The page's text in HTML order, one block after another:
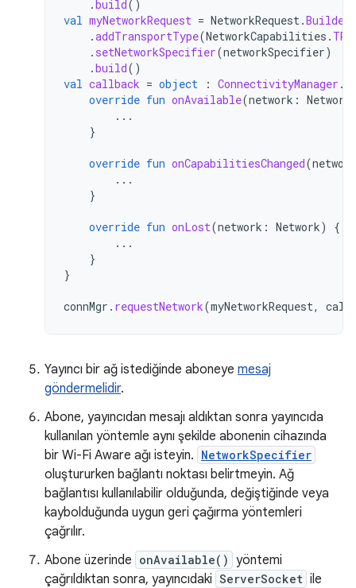
. build ()
val myNetworkRequest = NetworkRequest.Builder
.addTransportType(NetworkCapabilities .
. setNetworkSpecifier(networkSpecifier)
.build()
val callback = object : ConnectivityManager .
override fun onAvailable(network : Network
...
}
override fun onCapabilitiesChanged(network
...
}
override fun onLost(network : Network)
{
...
}
}
connMgr . requestNetwork(myNetworkRequest,
Yayıncı bir ağ istediğinde aboneye mesaj
göndermelidir.
Abone, yayıncıdan mesajı aldıktan sonra yayıncıda
kullanılan yöntemle aynı şekilde abonenin cihazında
bir Wi-Fi Aware ağı isteyin. NetworkSpecifier
oluştururken bağlantı noktası belirtmeyin. Ağ
bağlantısı kullanılabilir olduğunda, değiştiğinde veya
kaybolduğunda uygun geri çağırma yöntemleri
çağrılır.
Abone üzerinde onAvailable() yöntemi
çağrıldıktan sonra, yayıncıdaki ServerSocket ile